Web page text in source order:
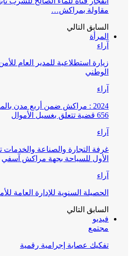
مقاولة بمراكش…
السابق التالي
المرأة
آراء
زيارة استطلاعية للمدير العام
الوطني
آراء
2024 : مراكش ضمن أربع مدن
656 قضية تتعلق بغسيل الأموال
آراء
غرفة التجارة والصناعة والخدمات
الأول للسياحة بجهة مراكش آسفي
آراء
الحصيلة السنوية للإدارة العامة للأمن
السابق التالي
فيديو
مجتمع
تفكيك عصابة إجرامية رقمية